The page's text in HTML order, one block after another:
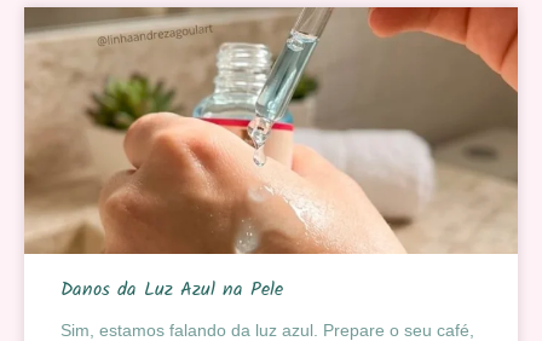
Danos da Luz Azul na Pele
Sim, estamos falando da luz azul. Prepare o seu café,